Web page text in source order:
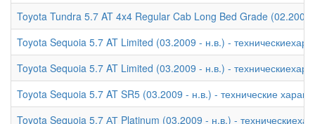
Toyota Tundra 5.7 AT 4x4 Regular Cab Long Bed Grade (02.2007
Toyota Sequoia 5.7 AT Limited (03.2009 - н.в.) -
Toyota Sequoia 5.7 AT Limited (03.2009 - н.в.) -
Toyota Sequoia 5.7 AT SR5 (03.2009 - н.в.) - технические
Toyota Sequoia 5.7 АТ Platinum (03.2009 - н.в.) -